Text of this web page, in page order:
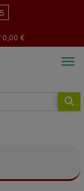
0,00 €